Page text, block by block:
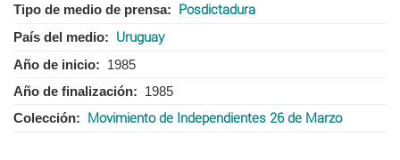
Tipo de medio de prensa
Posdictadura
País del medio Uruguay
Año de inicio
1985
Año de finalización
1985
Colección
Movimiento de Independientes 26 de Marzo